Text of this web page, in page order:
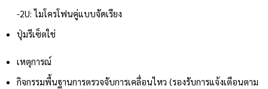
-2U: ไมโครโฟนคู่แบบจัดเรียง
ปุ่มรีเซ็ตใช่
เหตุการณ์
กิจกรรมพื้นฐานการตรวจจับการเคลื่อนไหว (รองรับการแจ้งเตือนตาม